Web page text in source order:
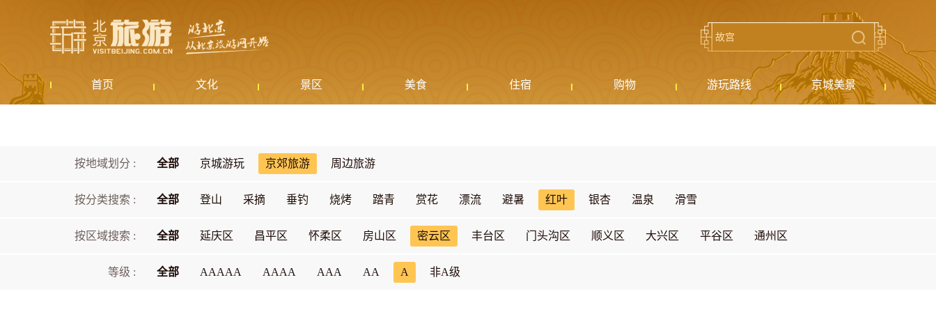
首页 文化 景区 美食 住宿 购物 游玩路线 京城美景
按地域划分 : 全部 京城游玩 京郊旅游 周边旅游
按分类搜索 : 全部 登山 采摘 垂钓 烧烤 踏青 赏花 漂流 避暑 红叶 银杏 温泉 滑雪
按区域搜索 : 全部 延庆区 昌平区 怀柔区 房山区 密云区 丰台区 门头沟区 顺义区 大兴区 平谷区 通州区
等级 : 全部 AAAAA AAAA AAA AA A 非A级